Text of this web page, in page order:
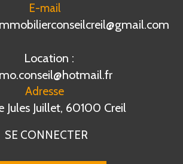
E-mail
Location :
Adresse
Jules Juillet, 60100 Creil
SE CONNECTER